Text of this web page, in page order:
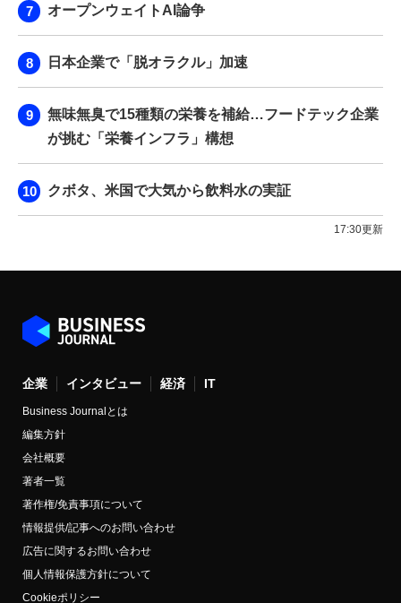
オープンウェイトAI論争
日本企業で「脱オラクル」加速
無味無臭で15種類の栄養を補給…フードテック企業
が挑む「栄養インフラ」構想
クボタ、米国で大気から飲料水の実証
17:30更新
企業 インタビュー 経済 IT
Business Journalとは
編集方針
会社概要
著者一覧
著作権/免責事項について
情報提供/記事へのお問い合わせ
広告に関するお問い合わせ
個人情報保護方針について
Cookieポリシー